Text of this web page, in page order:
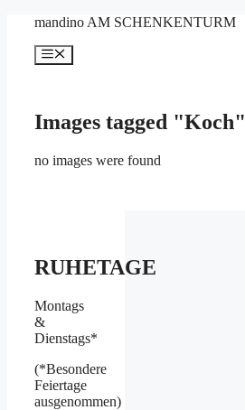
springen
mandino AM SCHENKENTURM
Menü
Images tagged "Koch"
no images were found
RUHETAGE
Montags
&
Dienstags*
(*Besondere
Feiertage
ausgenommen)